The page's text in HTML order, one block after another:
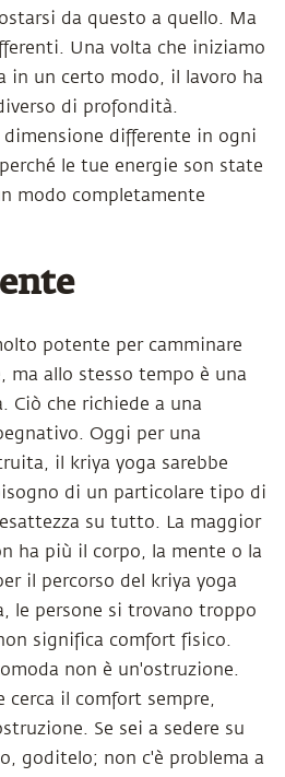
da questo a quello. Ma
Una volta che iniziamo
in un certo modo, il lavoro ha
di profondità.
dimensione differente in ogni
le tue energie son state
modo completamente
potente per camminare
ma allo stesso tempo è una
Ciò che richiede a una
Oggi per una
il kriya yoga sarebbe
di un particolare tipo di
su tutto. La maggior
ha più il corpo, la mente o la
il percorso del kriya yoga
le persone si trovano troppo
significa comfort fisico.
non è un'ostruzione.
cerca il comfort sempre,
Se sei a sedere su
goditelo; non c'è problema a